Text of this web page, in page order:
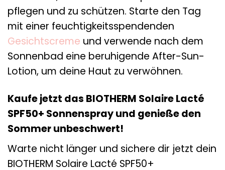
pflegen und zu schützen. Starte den Tag
mit einer feuchtigkeitsspendenden
Gesichtscreme und verwende nach dem
Sonnenbad eine beruhigende After-Sun-
Lotion, um deine Haut zu verwöhnen.
Kaufe jetzt das BIOTHERM Solaire Lacté
SPF50+ Sonnenspray und genieße den
Sommer unbeschwert!
Warte nicht länger und sichere dir jetzt dein
BIOTHERM Solaire Lacté SPF50+